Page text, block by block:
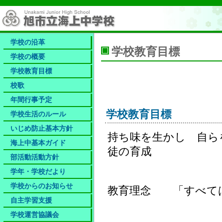
学校の沿革
学校の概要
学校教育目標
校歌
年間行事予定
学校生活のルール
いじめ防止基本方針
海上中基本ガイド
部活動活動方針
学年・学校だより
学校からのお知らせ
自主学習支援
学校運営協議会
学校教育目標
学校教育目標
持ち味を生かし 自
徒の育成
教育理念 「すべて